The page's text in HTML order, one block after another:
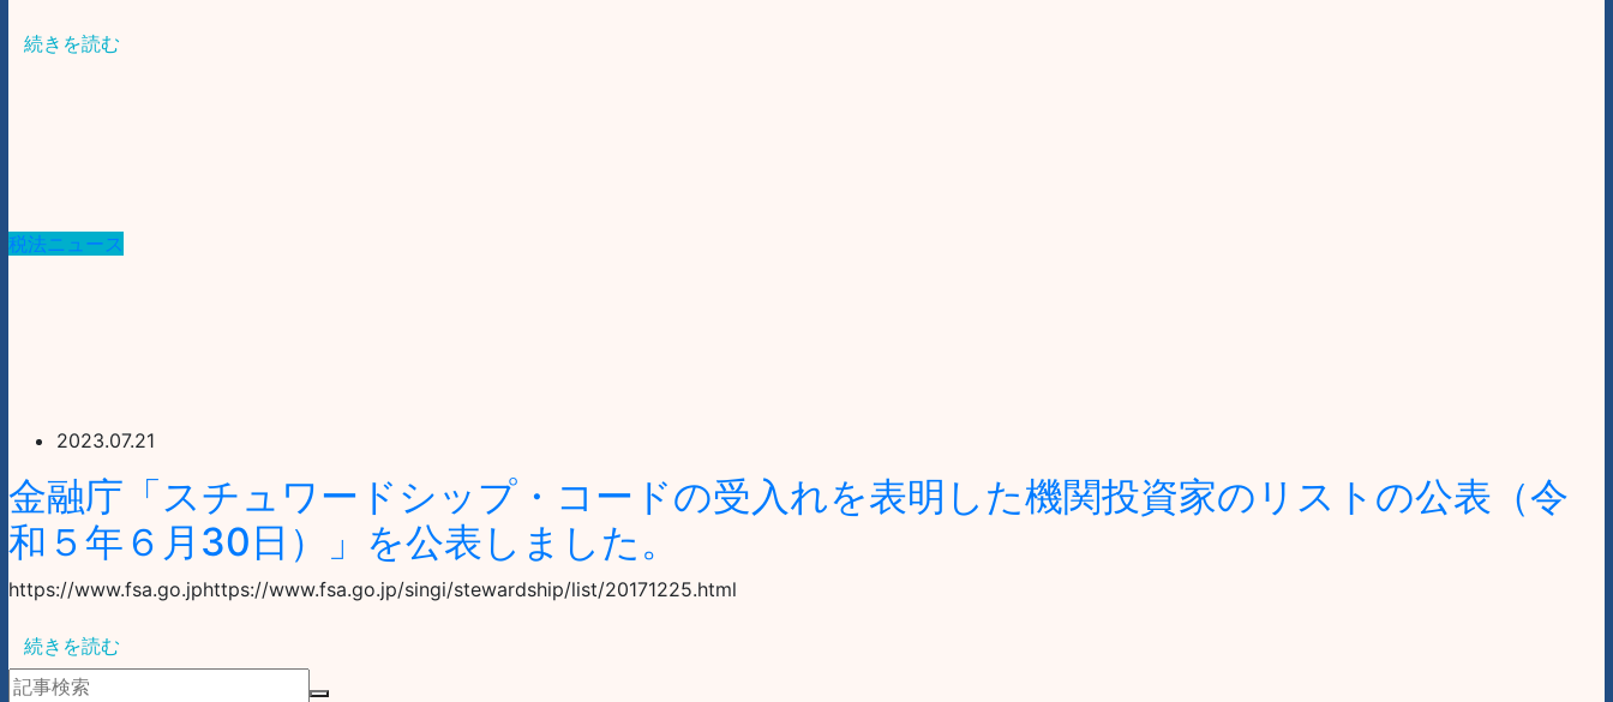
続きを読む
税法ニュース
2023.07.21
金融庁「スチュワードシップ・コードの受入れを表明した機関投資家のリストの公表（令
和５年６月30日）」を公表しました。
https://www.fsa.go.jphttps://www.fsa.go.jp/singi/stewardship/list/20171225.html
続きを読む